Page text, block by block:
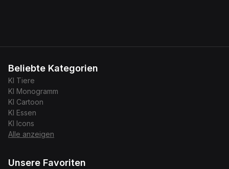
Beliebte Kategorien
KI Tiere
KI Monogramm
KI Cartoon
KI Essen
KI
Icons
Alle anzeigen
Unsere Favoriten